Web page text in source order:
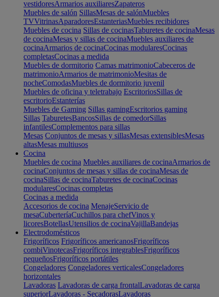
vestidoresArmarios auxiliaresZapateros
Muebles de salón SillasMesas de salónMuebles
TVVitrinasAparadoresEstanteriasMuebles recibidores
Muebles de cocina Sillas de cocinasTaburetes de cocinaMesas
de cocinaMesas y sillas de cocinaMuebles auxiliares de
cocinaArmarios de cocinaCocinas modularesCocinas
completasCocinas a medida
Muebles de dormitorio Camas matrimonioCabeceros de
matrimonioArmarios de matrimonioMesitas de
nocheComodasMuebles de dormitorio juvenil
Muebles de oficina y teletrabajo EscritoriosSillas de
escritorioEstanterías
Muebles de Gaming Sillas gamingEscritorios gaming
Sillas TaburetesBancosSillas de comedorSillas
infantilesComplementos para sillas
Mesas Conjuntos de mesas y sillasMesas extensiblesMesas
altasMesas multiusos
Cocina
Muebles de cocina Muebles auxiliares de cocinaArmarios de
cocinaConjuntos de mesas y sillas de cocinaMesas de
cocinaSillas de cocinaTaburetes de cocinaCocinas
modularesCocinas completas
Cocinas a medida
Accesorios de cocina MenajeServicio de
mesaCuberteríaCuchillos para chefVinos y
licoresBotellasUtensilios de cocinaVajillaBandejas
Electrodomésticos
Frigoríficos Frigoríficos americanosFrigoríficos
combiVinotecasFrigoríficos integrablesFrigoríficos
pequeñosFrigoríficos portátiles
Congeladores Congeladores verticalesCongeladores
horizontales
Lavadoras Lavadoras de carga frontalLavadoras de carga
superiorLavadoras - SecadorasLavadoras